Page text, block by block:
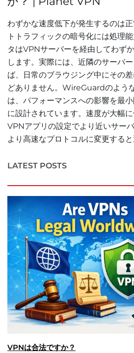
わずかな速度低下が発生するのは
トトラフィックの暗号化には処理
タはVPNサーバーを経由してわず
します。実際には、近隣のサーバ
ば、日常のブラウジング中にその
どありません。WireGuardのよう
は、パフォーマンスへの影響を最
に設計されています。速度が大幅に
VPNアプリの設定でより近いサー
より高速なプロトコルに変更すると
LATEST POSTS
VPNは合法ですか？